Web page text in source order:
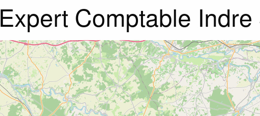
Expert Comptable Indre